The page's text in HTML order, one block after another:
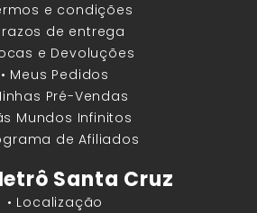
e condições
de entrega
e Devoluções
• Meus Pedidos
Pré-Vendas
Mundos Infinitos
de Afiliados
Santa Cruz
• Localização